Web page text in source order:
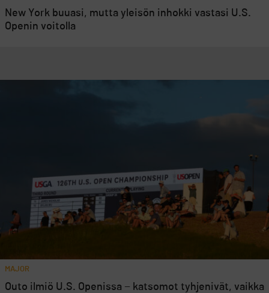
New York buuasi, mutta yleisön inhokki vastasi U.S.
Openin voitolla
MAJOR
Outo ilmiö U.S. Openissa − katsomot tyhjenivät, vaikka